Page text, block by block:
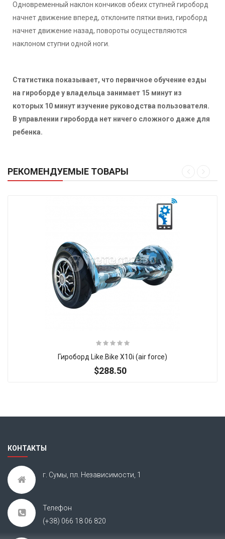
Одновременный наклон кончиков обеих ступней гироборд
начнет движение вперед, отклоните пятки вниз, гироборд
начнет движение назад, повороты осуществляются
наклоном ступни одной ноги.
Статистика показывает, что первичное обучение езды
на гироборде у владельца занимает 15 минут из
которых 10 минут изучение руководства пользователя.
В управлении гироборда нет ничего сложного даже для
ребенка.
РЕКОМЕНДУЕМЫЕ ТОВАРЫ
Гироборд Like.Bike X10i (air force)
$288.50
КОНТАКТЫ
г. Сумы, пл. Независимости, 1
Телефон
(+38) 066 18 06 820